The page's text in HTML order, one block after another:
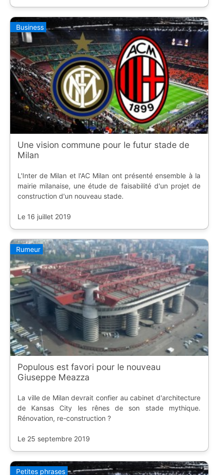
Business
Une vision commune pour le futur stade de
Milan
L'Inter de Milan et l'AC Milan ont présenté ensemble à la
mairie milanaise, une étude de faisabilité d'un projet de
construction d'un nouveau stade.
Le 16 juillet 2019
Rumeur
Populous est favori pour le nouveau
Giuseppe Meazza
La ville de Milan devrait confier au cabinet d'architecture
de Kansas City les rênes de son stade mythique.
Rénovation, re-construction ?
Le 25 septembre 2019
Petites phrases